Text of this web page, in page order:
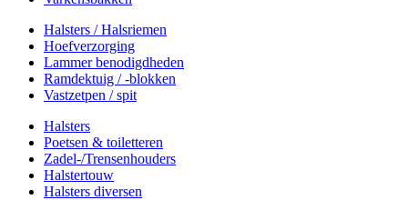
Halsters / Halsriemen
Hoefverzorging
Lammer benodigdheden
Ramdektuig / -blokken
Vastzetpen / spit
Halsters
Poetsen & toiletteren
Zadel-/Trensenhouders
Halstertouw
Halsters diversen